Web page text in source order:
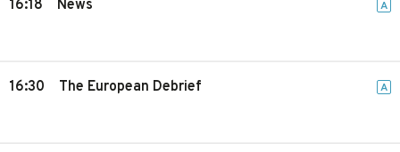
16:18 News A
16:30 The European Debrief A